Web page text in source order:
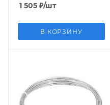
1 505 ₽/шт
В КОРЗИНУ